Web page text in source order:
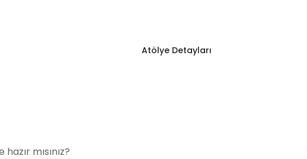
Atölye Detayları
mısınız?